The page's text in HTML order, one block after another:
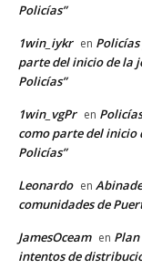
Policías”
1win_iykr en
parte del inicio de la
Policías”
1win_vgPr en
como parte del inicio
Policías”
Leonardo en
comunidades de
JamesOceam en
intentos de